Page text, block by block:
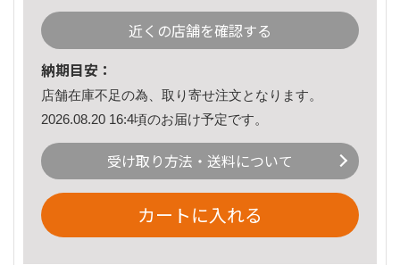
近くの店舗を確認する
納期目安：
店舗在庫不足の為、取り寄せ注文となります。
2026.08.20 16:4頃のお届け予定です。
受け取り方法・送料について
カートに入れる